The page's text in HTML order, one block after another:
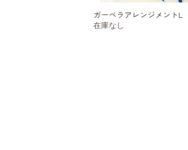
クイックビュー
ガーベラアレンジメントL
在庫なし